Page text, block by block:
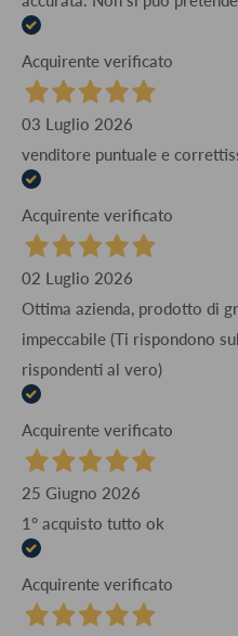
Acquirente verificato
03 Luglio 2026
venditore puntuale e
Acquirente verificato
02 Luglio 2026
Ottima azienda, prodotto di
impeccabile (Ti rispondono
rispondenti al vero)
Acquirente verificato
25 Giugno 2026
1° acquisto tutto ok
Acquirente verificato